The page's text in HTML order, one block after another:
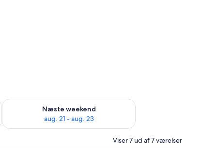
14 - aug. 16
Næste weekend
aug. 21 - aug. 23
Tjek tilgængelighed for næste weekend aug. 21 - aug. 23
Viser 7 ud af 7 værelser